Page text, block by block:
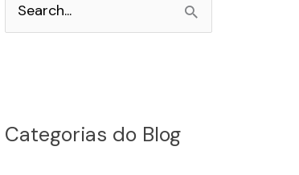
u
Categorias do Blog